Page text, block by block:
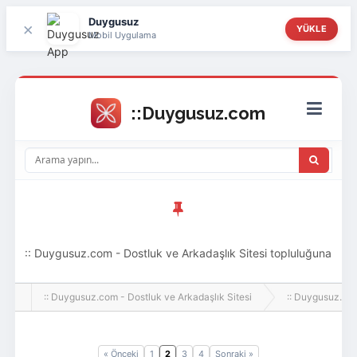
× Duygusuz
Mobil Uygulama
YÜKLE
:: Duygusuz.com - Dostluk ve Arkadaşlık Sitesi topluluğuna
hoş geldin ziyaretçi! Aramıza katılmak istersen kayıt
:: Duygusuz.com - Dostluk ve Arkadaşlık Sitesi ::
« Önceki 1 2 3 4 Sonraki »